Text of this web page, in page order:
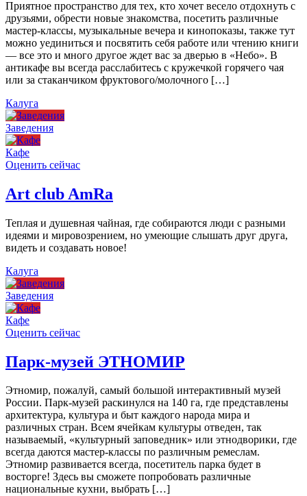
Приятное пространство для тех, кто хочет весело отдохнуть с
друзьями, обрести новые знакомства, посетить различные
мастер-классы, музыкальные вечера и кинопоказы, также тут
можно уединиться и посвятить себя работе или чтению книги
— все это и много другое ждет вас за дверью в «Небо». В
антикафе вы всегда расслабитесь с кружечкой горячего чая
или за стаканчиком фруктового/молочного […]
Калуга
Заведения
Кафе
Оценить сейчас
Art сlub AmRa
Теплая и душевная чайная, где собираются люди с разными
идеями и мировозрением, но умеющие слышать друг друга,
видеть и создавать новое!
Калуга
Заведения
Кафе
Оценить сейчас
Парк-музей ЭТНОМИР
Этномир, пожалуй, самый большой интерактивный музей
России. Парк-музей раскинулся на 140 га, где представлены
архитектура, культура и быт каждого народа мира и
различных стран. Всем ячейкам культуры отведен, так
называемый, «культурный заповедник» или этнодворики, где
всегда даются мастер-классы по различным ремеслам.
Этномир развивается всегда, посетитель парка будет в
восторге! Здесь вы сможете попробовать различные
национальные кухни, выбрать […]